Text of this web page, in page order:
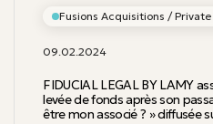
Fusions Acquisitions /
09.02.2024
FIDUCIAL LEGAL BY LAMY
levée de fonds après son
être mon associé ? » diffusée